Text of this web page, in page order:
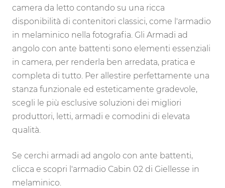
Se cerchi armadi ad angolo con ante battenti,
clicca e scopri l'armadio Cabin 02 di Giellesse in
melaminico.
camera da letto contando su una ricca
disponibilità di contenitori classici, come l'armadio
in melaminico nella fotografia. Gli Armadi ad
angolo con ante battenti sono elementi essenziali
in camera, per renderla ben arredata, pratica e
completa di tutto. Per allestire perfettamente una
stanza funzionale ed esteticamente gradevole,
scegli le più esclusive soluzioni dei migliori
produttori, letti, armadi e comodini di elevata
qualità.